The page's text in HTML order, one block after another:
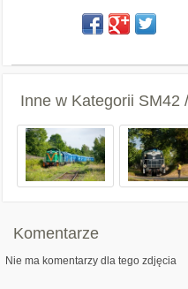
Inne w Kategorii SM42
Komentarze
Nie ma komentarzy dla tego zdjęcia